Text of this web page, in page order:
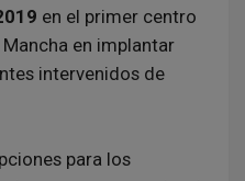
en el primer centro
en implantar
intervenidos de
para los